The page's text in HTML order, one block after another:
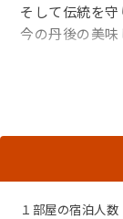
そして伝統を守
今の丹後の美味
＜薪火料理 ア
京都和牛の薪
上質な食の旅
１部屋の宿泊人数